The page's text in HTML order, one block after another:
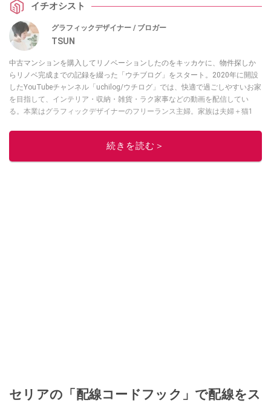
イチオシスト
グラフィックデザイナー / ブロガー
TSUN
中古マンションを購入してリノベーションしたのをキッカケに、物件探しか
らリノベ完成までの記録を綴った「ウチブログ」をスタート。2020年に開設
したYouTubeチャンネル「uchilog/ウチログ」では、快適で過ごしやすいお家
を目指して、インテリア・収納・雑貨・ラク家事などの動画を配信してい
る。本業はグラフィックデザイナーのフリーランス主婦。家族は夫婦＋猫1
ノベ人気事例1位
続きを読む＞
セリアの「配線コードフック」で配線をス